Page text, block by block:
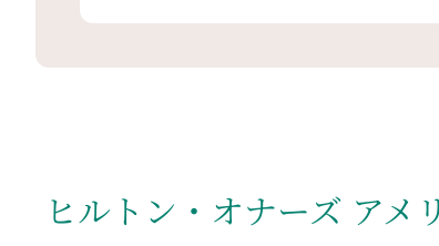
ヒルトン・オナーズ アメ